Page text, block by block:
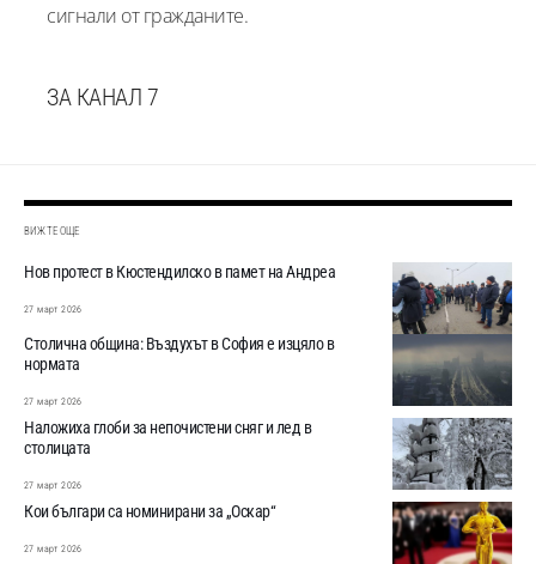
сигнали от гражданите.
ЗА КАНАЛ 7
ВИЖТЕ ОЩЕ
Нов протест в Кюстендилско в памет на Андреа
27 март 2026
Столична община: Въздухът в София е изцяло в
нормата
27 март 2026
Наложиха глоби за непочистени сняг и лед в
столицата
27 март 2026
Кои българи са номинирани за „Оскар“
27 март 2026